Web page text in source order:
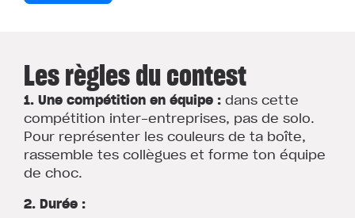
Les règles du contest
1. Une compétition en équipe : dans cette
compétition inter-entreprises, pas de solo.
Pour représenter les couleurs de ta boîte,
rassemble tes collègues et forme ton équipe
de choc.
2. Durée :